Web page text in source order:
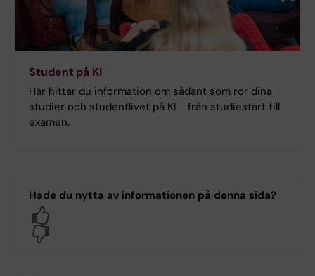
Student på KI
Här hittar du information om sådant som rör dina
studier och studentlivet på KI - från studiestart till
examen.
Hade du nytta av informationen på denna sida?